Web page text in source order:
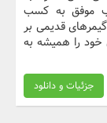
موفق به کسب
قدیمی بر
خود را همیشه به
جزئیات و دانلود